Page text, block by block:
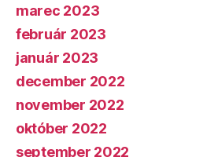
marec 2023
február 2023
január 2023
december 2022
november 2022
október 2022
september 2022